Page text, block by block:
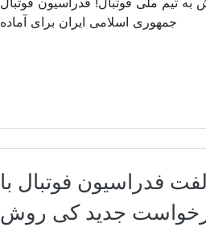
جمهوری اسلامی ایران برای آماده
فدراسیون فوتبال با
جدید کی روش